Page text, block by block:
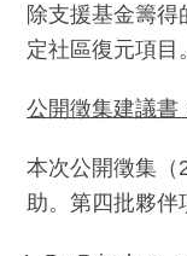
除支援基金籌
定社區復元項目
公開徵集建議書
本次公開徵集（
助。第四批夥伴